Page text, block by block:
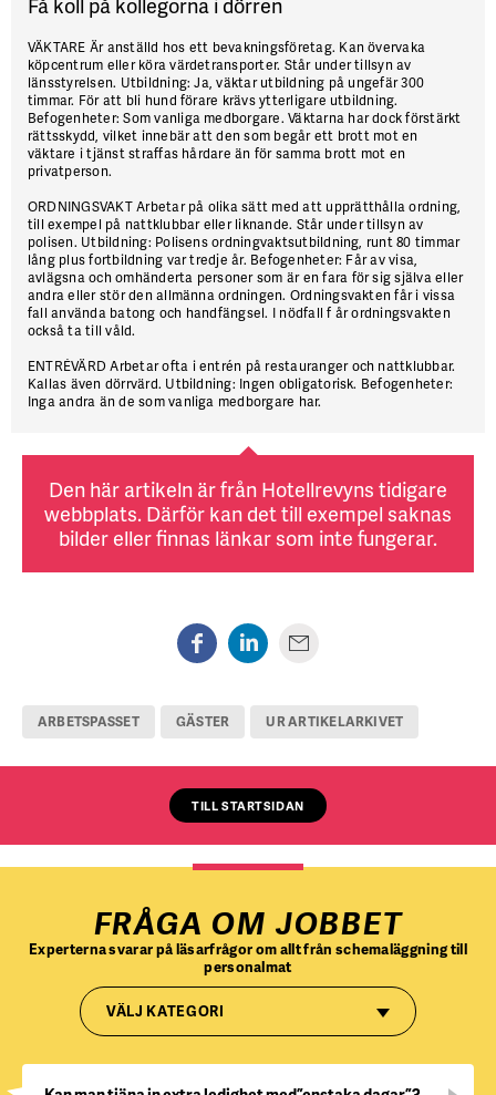
VÄKTARE Är anställd hos ett bevakningsföretag. Kan övervaka
köpcentrum eller köra värdetransporter. Står under tillsyn av
länsstyrelsen. Utbildning: Ja, väktar utbildning på ungefär 300
timmar. För att bli hund förare krävs ytterligare utbildning.
Befogenheter: Som vanliga medborgare. Väktarna har dock förstärkt
rättsskydd, vilket innebär att den som begår ett brott mot en
väktare i tjänst straffas hårdare än för samma brott mot en
privatperson.
ORDNINGSVAKTArbetar på olika sätt med att upprätthålla ordning,
till exempel på nattklubbar eller liknande. Står under tillsyn av
polisen. Utbildning: Polisens ordningvaktsutbildning, runt 80 timmar
lång plus fortbildning var tredje år. Befogenheter: Får av visa,
avlägsna och omhänderta personer som är en fara för sig själva eller
andra eller stör den allmänna ordningen. Ordningsvakten får i vissa
fall använda batong och handfängsel. I nödfall f år ordningsvakten
också ta till våld.
ENTRÉVÄRD Arbetar ofta i entrén på restauranger och nattklubbar.
Kallas även dörrvärd. Utbildning: Ingen obligatorisk. Befogenheter:
Inga andra än de som vanliga medborgare har.
Den här artikeln är från Hotellrevyns tidigare
webbplats. Därför kan det till exempel saknas
bilder eller finnas länkar som inte fungerar.
ARBETSPASSET GÄSTER UR ARTIKELARKIVET
TILL STARTSIDAN
FRÅGA OM JOBBET
Experterna svarar på läsarfrågor om allt från schemaläggning till
personalmat
VÄLJ KATEGORI